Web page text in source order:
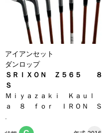
アイアンセット
ダンロップ
ＳＲＩＸＯＮ Ｚ５６５ ８
Ｓ
Ｍｉｙａｚａｋｉ Ｋａｕｌ
ａ ８ ｆｏｒ ＩＲＯＮ Ｓ